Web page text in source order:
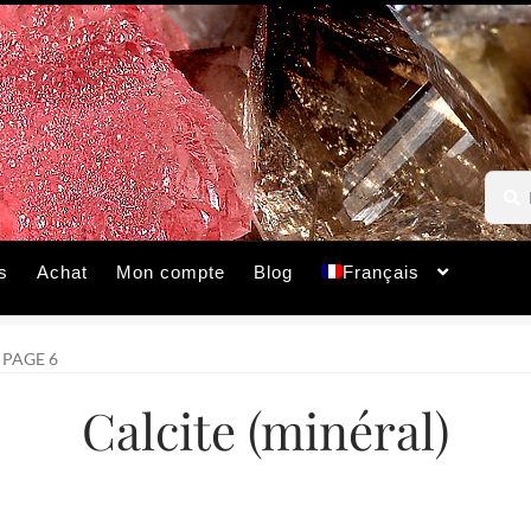
pour :
Achat Mon compte Blog Français
PAGE 6
Calcite (minéral)